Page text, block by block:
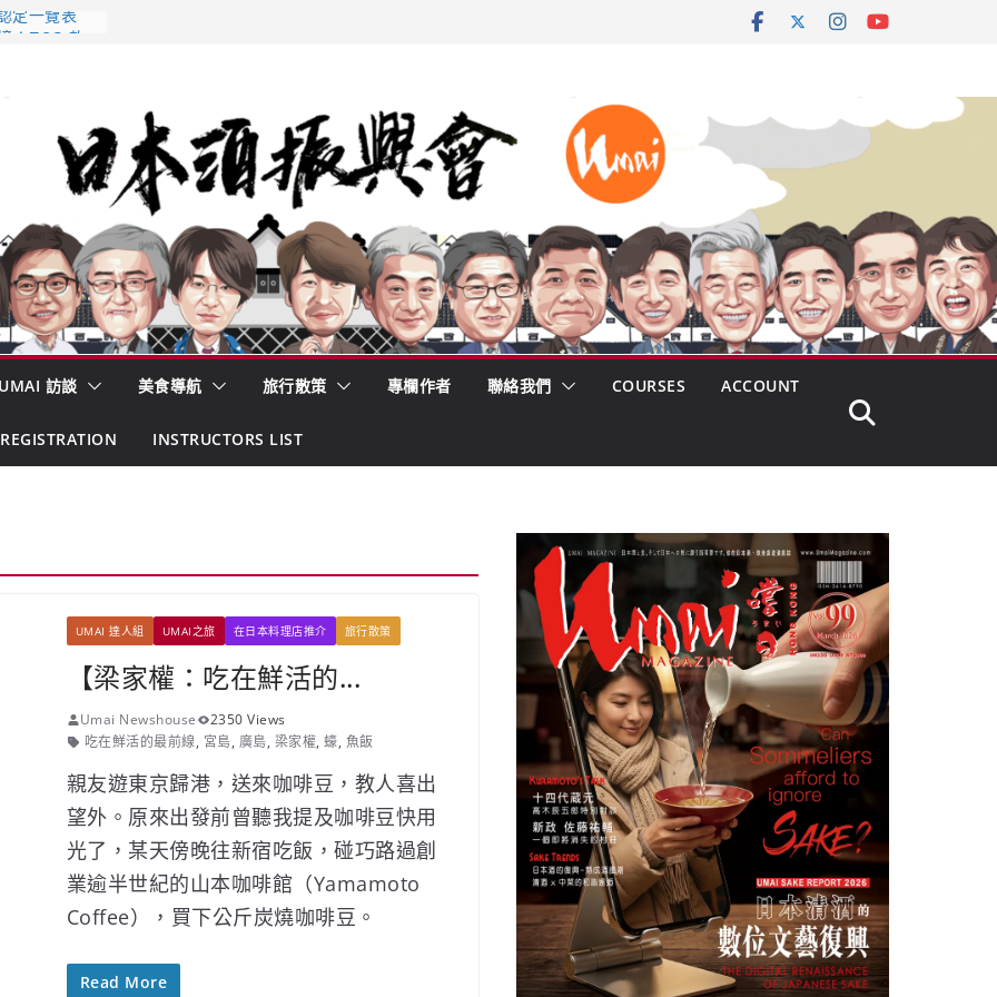
定一覽表
山形純米大
き上手
訪談 美食導航 旅行散策 專欄作者 聯絡我們 COURSES ACCOUNT
INSTRUCTORS LIST
UMAI 達人組 UMAI之旅 在日本料理店推介 旅行散策
【梁家權：吃在鮮活的...
Umai Newshouse
2350 Views
吃在鮮活的最前線, 宮島, 廣島, 梁家權,蠔, 魚飯
親友遊東京歸港，送來咖啡豆，教人喜出
望外。原來出發前曾聽我提及咖啡豆快用
光了，某天傍晚往新宿吃飯，碰巧路過創
業逾半世紀的山本咖啡館（Yamamoto
Coffee），買下公斤炭燒咖啡豆。
Read More